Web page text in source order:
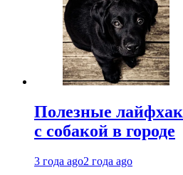
Полезные
с собакой в городе
3 года ago2 года ago